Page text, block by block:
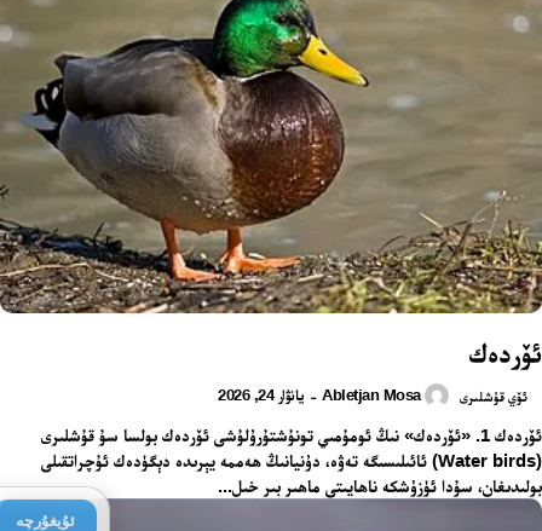
ئۆردەك
ئۆي قۇشلىرى Abletjan Mosa
- يانۋار 24, 2026
ئۆردەك 1. «ئۆردەك» نىڭ ئومۇمىي تونۇشتۇرۇلۇشى ئۆردەك بولسا سۇ قۇشلىرى
(Water birds) ئائىلىسىگە تەۋە، دۇنيانىڭ ھەممە يېرىدە دېگۈدەك ئۇچراتقىلى
بولىدىغان، سۇدا ئۈزۈشكە ناھايىتى ماھىر بىر خىل...
ئۇيغۇرچە